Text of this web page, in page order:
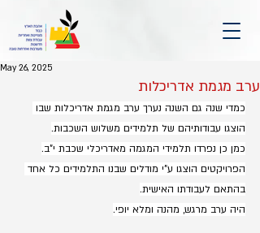
ערב מגמת אדריכלות
May 26, 2025
כמדי שנה גם השנה נערך ערב מגמת אדריכלות שבו
הוצגו עבודותיהם של תלמידים משלוש השכבות.
כמן כן נפרדו תלמידי המגמה מאדריכלי שכבת י"ב.
הפרויקטים הוצגו ע"י מודלים שבנו התלמידים כל אחד
בהתאם לעבודתו האישית.
היה ערב מרגש, מהנה ומלא יופי.